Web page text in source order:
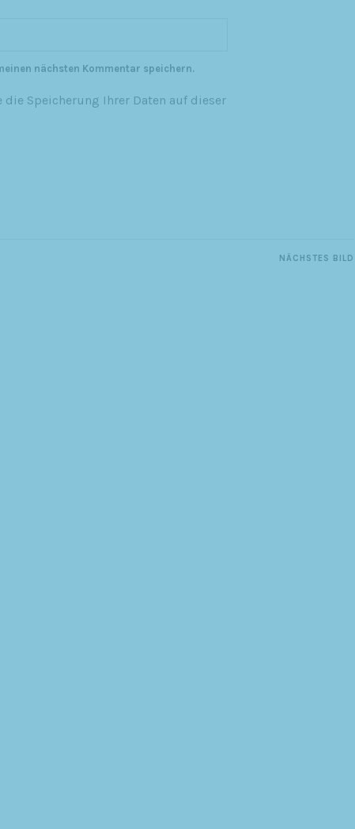
nächsten Kommentar speichern.
Speicherung Ihrer Daten auf dieser
NÄCHSTES BILD